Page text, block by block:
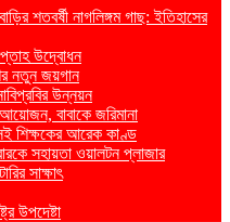
শতবর্ষী নাগলিঙ্গম গাছ: ইতিহাসের
উদ্বোধন
নতুন জয়গান
উন্নয়ন
বাবাকে জরিমানা
শিক্ষকের আরেক কাণ্ড
সহায়তা ওয়ালটন প্লাজার
সাক্ষাৎ
উপদেষ্টা